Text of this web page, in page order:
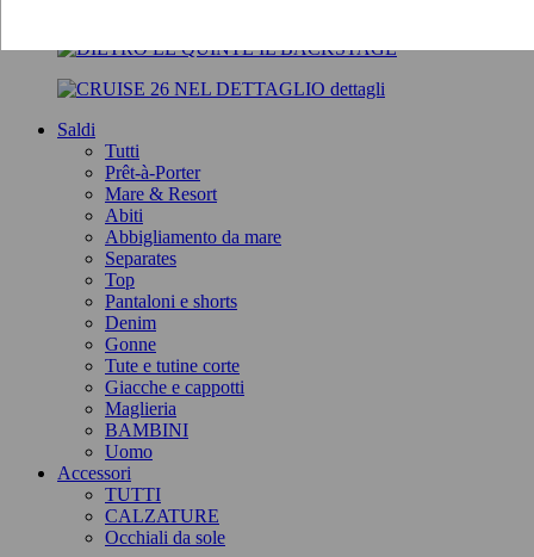
IL BACKSTAGE
dettagli
Saldi
Tutti
Prêt-à-Porter
Mare & Resort
Abiti
Abbigliamento da mare
Separates
Top
Pantaloni e shorts
Denim
Gonne
Tute e tutine corte
Giacche e cappotti
Maglieria
BAMBINI
Uomo
‎Accessori
TUTTI
CALZATURE
Occhiali da sole